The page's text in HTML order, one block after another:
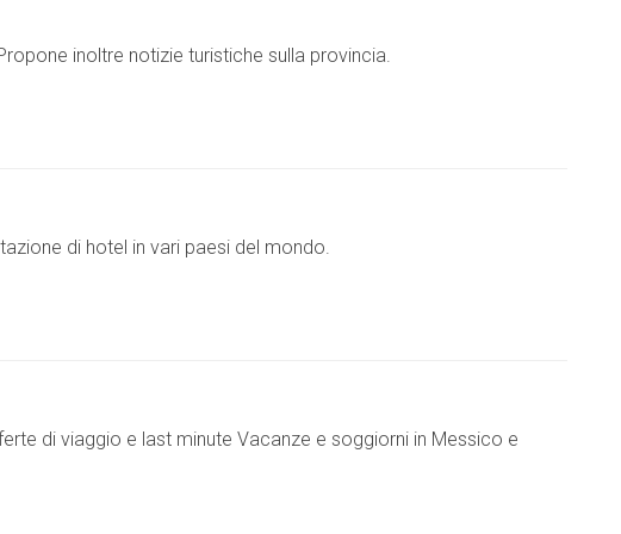
inoltre notizie turistiche sulla provincia.
di hotel in vari paesi del mondo.
di viaggio e last minute Vacanze e soggiorni in Messico e